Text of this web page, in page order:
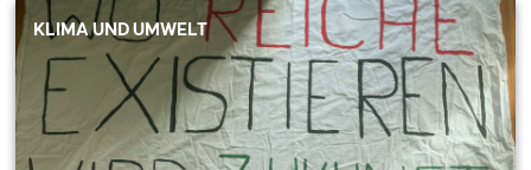
KLIMA UND UMWELT